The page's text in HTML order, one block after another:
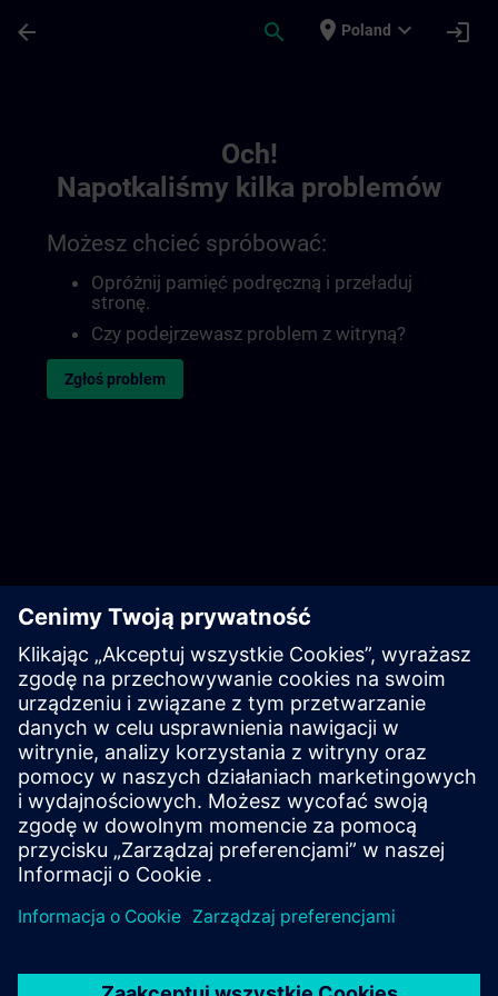
arrow_back search place Poland expand_more login
Och!
Napotkaliśmy kilka problemów
Możesz chcieć spróbować:
Opróżnij pamięć podręczną i przeładuj
stronę.
Czy podejrzewasz problem z witryną?
Zgłoś problem